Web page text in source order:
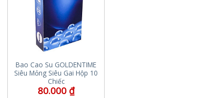
Bao Cao Su GOLDENTIME
Siêu Mỏng Siêu Gai Hộp 10
Chiếc
80.000 ₫